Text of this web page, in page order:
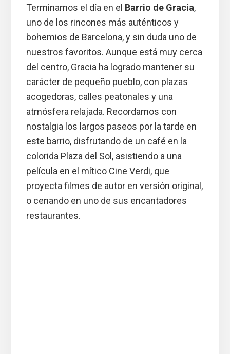
Terminamos el día en el Barrio de Gracia,
uno de los rincones más auténticos y
bohemios de Barcelona, y sin duda uno de
nuestros favoritos. Aunque está muy cerca
del centro, Gracia ha logrado mantener su
carácter de pequeño pueblo, con plazas
acogedoras, calles peatonales y una
atmósfera relajada. Recordamos con
nostalgia los largos paseos por la tarde en
este barrio, disfrutando de un café en la
colorida Plaza del Sol, asistiendo a una
película en el mítico Cine Verdi, que
proyecta filmes de autor en versión original,
o cenando en uno de sus encantadores
restaurantes.